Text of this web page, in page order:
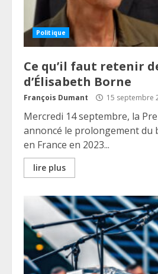
Politique
Ce qu’il faut retenir
d’Élisabeth Borne
François Dumant 15 septembre
Mercredi 14 septembre, la
annoncé le prolongement du
en France en 2023...
lire plus